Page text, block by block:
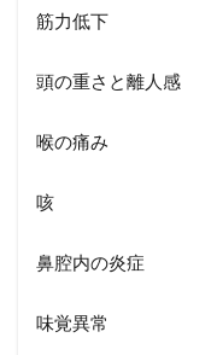
筋力低下
頭の重さと離人感
喉の痛み
咳
鼻腔内の炎症
味覚異常